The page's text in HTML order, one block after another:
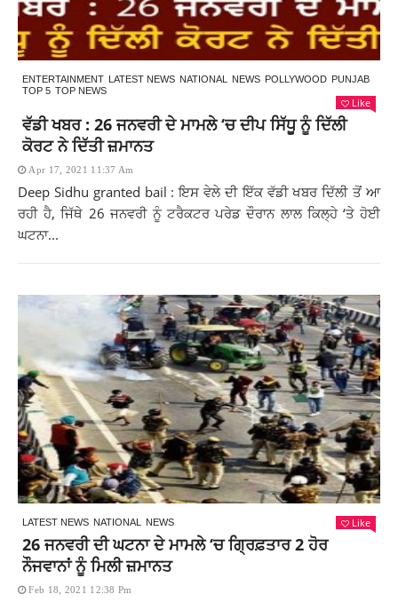
ENTERTAINMENT LATEST NEWS NATIONAL NEWS POLLYWOOD PUNJAB
TOP 5 TOP NEWS
Like
ਵੱਡੀ ਖਬਰ : 26 ਜਨਵਰੀ ਦੇ ਮਾਮਲੇ ‘ਚ ਦੀਪ ਸਿੱਧੂ ਨੂੰ ਦਿੱਲੀ
ਕੋਰਟ ਨੇ ਦਿੱਤੀ ਜ਼ਮਾਨਤ
Apr 17, 2021 11:37 Am
Deep Sidhu granted bail : ਇਸ ਵੇਲੇ ਦੀ ਇੱਕ ਵੱਡੀ ਖਬਰ ਦਿੱਲੀ ਤੋਂ ਆ
ਰਹੀ ਹੈ, ਜਿੱਥੇ 26 ਜਨਵਰੀ ਨੂੰ ਟਰੈਕਟਰ ਪਰੇਡ ਦੌਰਾਨ ਲਾਲ ਕਿਲ੍ਹੇ ‘ਤੇ ਹੋਈ
ਘਟਨਾ...
LATEST NEWS NATIONAL NEWS Like
26 ਜਨਵਰੀ ਦੀ ਘਟਨਾ ਦੇ ਮਾਮਲੇ ‘ਚ ਗ੍ਰਿਫ਼ਤਾਰ 2 ਹੋਰ
ਨੌਜਵਾਨਾਂ ਨੂੰ ਮਿਲੀ ਜ਼ਮਾਨਤ
Feb 18, 2021 12:38 Pm